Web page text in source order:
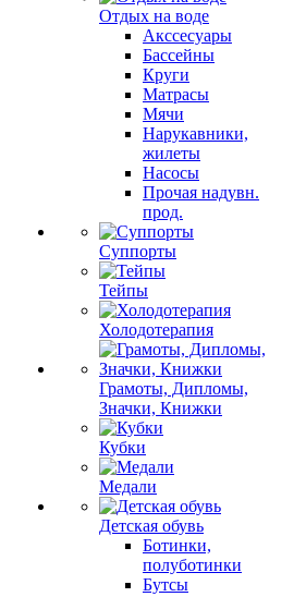
Отдых на воде
Акссесуары
Бассейны
Круги
Матрасы
Мячи
Нарукавники,
жилеты
Насосы
Прочая надувн.
прод.
Суппорты
Тейпы
Холодотерапия
Грамоты, Дипломы,
Значки, Книжки
Кубки
Медали
Детская обувь
Ботинки,
полуботинки
Бутсы